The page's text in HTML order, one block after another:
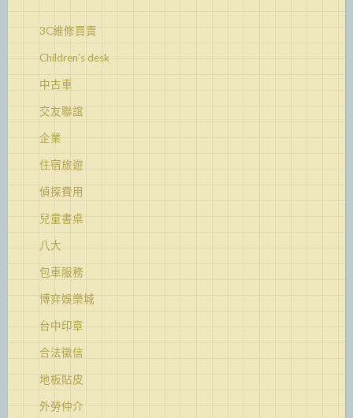
3C維修買賣
Children's desk
中古車
交友聯誼
企業
住宿旅遊
偵探費用
兒童書桌
八大
包車服務
博弈娛樂城
台中印章
合法徵信
地板貼皮
外勞仲介